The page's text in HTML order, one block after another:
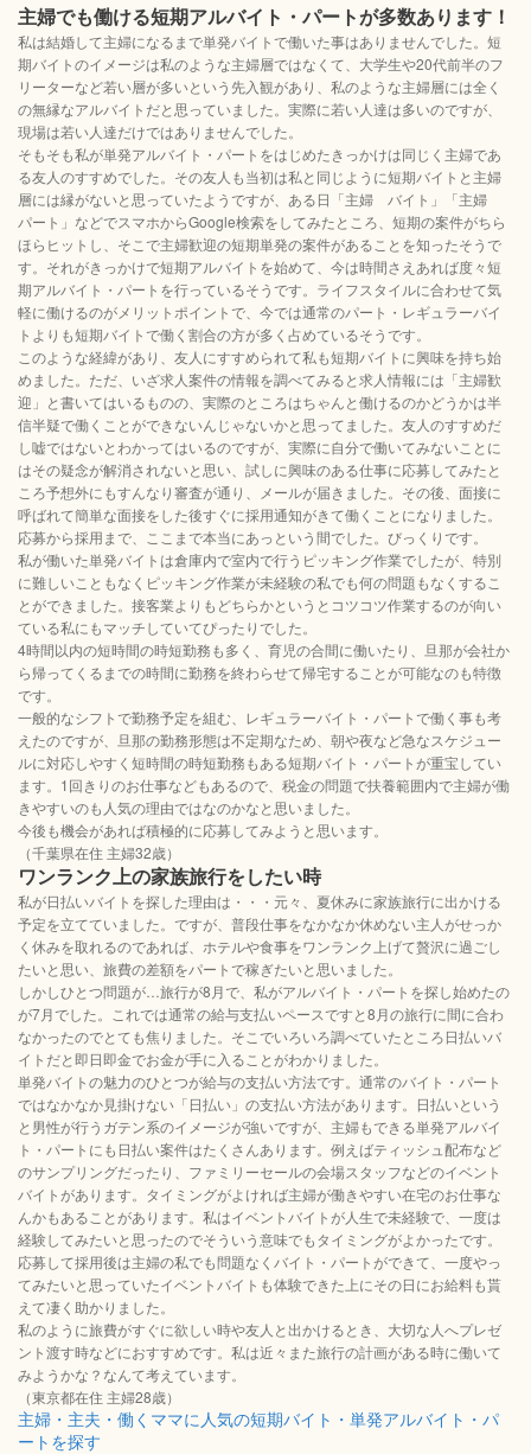
主婦でも働ける短期アルバイト・パートが多数あります！
私は結婚して主婦になるまで単発バイトで働いた事はありませんでした。短
期バイトのイメージは私のような主婦層ではなくて、大学生や20代前半のフ
リーターなど若い層が多いという先入観があり、私のような主婦層には全く
の無縁なアルバイトだと思っていました。実際に若い人達は多いのですが、
現場は若い人達だけではありませんでした。
そもそも私が単発アルバイト・パートをはじめたきっかけは同じく主婦であ
る友人のすすめでした。その友人も当初は私と同じように短期バイトと主婦
層には縁がないと思っていたようですが、ある日「主婦 バイト」「主婦
パート」などでスマホからGoogle検索をしてみたところ、短期の案件がちら
ほらヒットし、そこで主婦歓迎の短期単発の案件があることを知ったそうで
す。それがきっかけで短期アルバイトを始めて、今は時間さえあれば度々短
期アルバイト・パートを行っているそうです。ライフスタイルに合わせて気
軽に働けるのがメリットポイントで、今では通常のパート・レギュラーバイ
トよりも短期バイトで働く割合の方が多く占めているそうです。
このような経緯があり、友人にすすめられて私も短期バイトに興味を持ち始
めました。ただ、いざ求人案件の情報を調べてみると求人情報には「主婦歓
迎」と書いてはいるものの、実際のところはちゃんと働けるのかどうかは半
信半疑で働くことができないんじゃないかと思ってました。友人のすすめだ
し嘘ではないとわかってはいるのですが、実際に自分で働いてみないことに
はその疑念が解消されないと思い、試しに興味のある仕事に応募してみたと
ころ予想外にもすんなり審査が通り、メールが届きました。その後、面接に
呼ばれて簡単な面接をした後すぐに採用通知がきて働くことになりました。
応募から採用まで、ここまで本当にあっという間でした。びっくりです。
私が働いた単発バイトは倉庫内で室内で行うピッキング作業でしたが、特別
に難しいこともなくピッキング作業が未経験の私でも何の問題もなくするこ
とができました。接客業よりもどちらかというとコツコツ作業するのが向い
ている私にもマッチしていてぴったりでした。
4時間以内の短時間の時短勤務も多く、育児の合間に働いたり、旦那が会社か
ら帰ってくるまでの時間に勤務を終わらせて帰宅することが可能なのも特徴
です。
一般的なシフトで勤務予定を組む、レギュラーバイト・パートで働く事も考
えたのですが、旦那の勤務形態は不定期なため、朝や夜など急なスケジュー
ルに対応しやすく短時間の時短勤務もある短期バイト・パートが重宝してい
ます。1回きりのお仕事などもあるので、税金の問題で扶養範囲内で主婦が働
きやすいのも人気の理由ではなのかなと思いました。
今後も機会があれば積極的に応募してみようと思います。
（千葉県在住 主婦32歳）
ワンランク上の家族旅行をしたい時
私が日払いバイトを探した理由は・・・元々、夏休みに家族旅行に出かける
予定を立てていました。ですが、普段仕事をなかなか休めない主人がせっか
く休みを取れるのであれば、ホテルや食事をワンランク上げて贅沢に過ごし
たいと思い、旅費の差額をパートで稼ぎたいと思いました。
しかしひとつ問題が…旅行が8月で、私がアルバイト・パートを探し始めたの
が7月でした。これでは通常の給与支払いペースですと8月の旅行に間に合わ
なかったのでとても焦りました。そこでいろいろ調べていたところ日払いバ
イトだと即日即金でお金が手に入ることがわかりました。
単発バイトの魅力のひとつが給与の支払い方法です。通常のバイト・パート
ではなかなか見掛けない「日払い」の支払い方法があります。日払いという
と男性が行うガテン系のイメージが強いですが、主婦もできる単発アルバイ
ト・パートにも日払い案件はたくさんあります。例えばティッシュ配布など
のサンプリングだったり、ファミリーセールの会場スタッフなどのイベント
バイトがあります。タイミングがよければ主婦が働きやすい在宅のお仕事な
んかもあることがあります。私はイベントバイトが人生で未経験で、一度は
経験してみたいと思ったのでそういう意味でもタイミングがよかったです。
応募して採用後は主婦の私でも問題なくバイト・パートができて、一度やっ
てみたいと思っていたイベントバイトも体験できた上にその日にお給料も貰
えて凄く助かりました。
私のように旅費がすぐに欲しい時や友人と出かけるとき、大切な人へプレゼ
ント渡す時などにおすすめです。私は近々また旅行の計画がある時に働いて
みようかな？なんて考えています。
（東京都在住 主婦28歳）
主婦・主夫・働くママに人気の短期バイト・単発アルバイト・パ
ートを探す